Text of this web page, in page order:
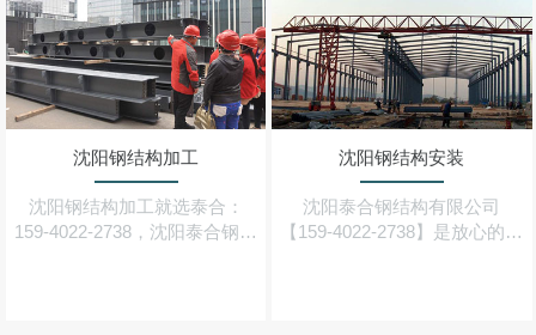
沈阳钢结构加工
沈阳钢结构加工就选泰合：
159-4022-2738，沈阳泰合钢结
沈阳钢结构安装
沈阳泰合钢结构有限公司
【159-4022-2738】是放心的沈